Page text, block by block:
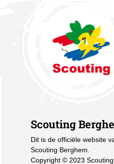
Scouting
Dit is de officiële website
Scouting Berghem.
Copyright © 2023 Scouting